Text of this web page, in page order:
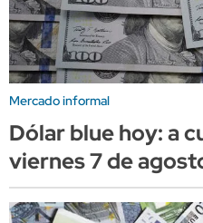
Mercado informal
Dólar blue hoy: a
viernes 7 de